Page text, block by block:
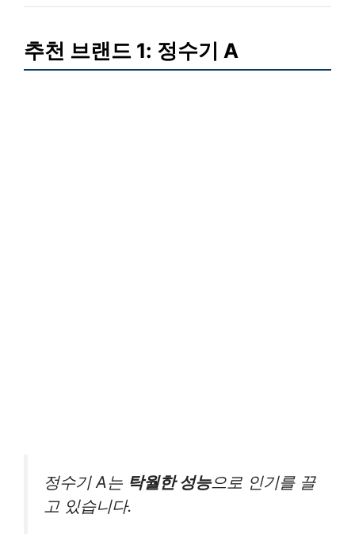
추천 브랜드 1: 정수기 A
정수기 A는 탁월한 성능으로 인기를 끌
고 있습니다.